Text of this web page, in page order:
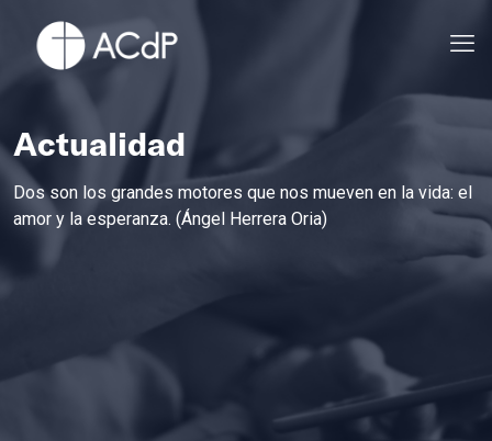
Actualidad
Dos son los grandes motores que nos mueven en la vida: el
amor y la esperanza. (Ángel Herrera Oria)